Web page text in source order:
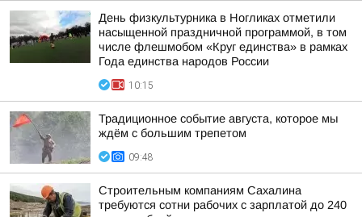
День физкультурника в Ногликах отметили
насыщенной праздничной программой, в том
числе флешмобом «Круг единства» в рамках
Года единства народов России
10:15
Традиционное событие августа, которое мы
ждём с большим трепетом
09:48
Строительным компаниям Сахалина
требуются сотни рабочих с зарплатой до 240